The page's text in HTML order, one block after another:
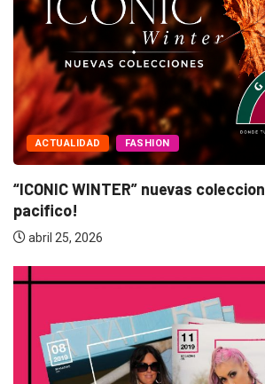
FASHION
WINTER” nuevas colecciones
25, 2026